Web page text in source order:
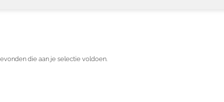
die aan je selectie voldoen.